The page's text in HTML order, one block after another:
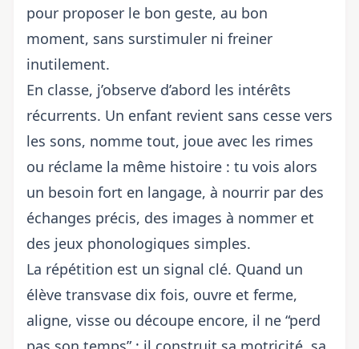
pour proposer le bon geste, au bon
moment, sans surstimuler ni freiner
inutilement.
En classe, j’observe d’abord les intérêts
récurrents. Un enfant revient sans cesse vers
les sons, nomme tout, joue avec les rimes
ou réclame la même histoire : tu vois alors
un besoin fort en langage, à nourrir par des
échanges précis, des images à nommer et
des jeux phonologiques simples.
La répétition est un signal clé. Quand un
élève transvase dix fois, ouvre et ferme,
aligne, visse ou découpe encore, il ne “perd